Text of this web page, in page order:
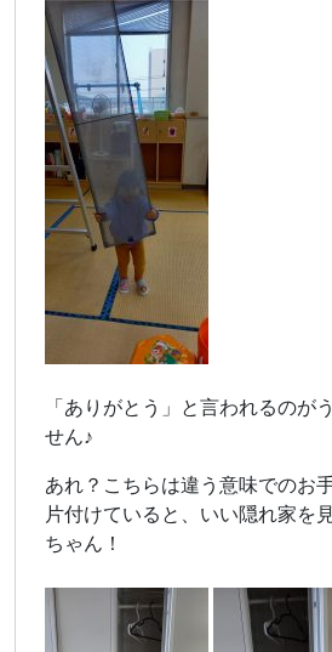
「ありがとう」と言われるのが
せん♪
あれ？こちらは違う意味でのお
片付けていると、いい隠れ家を
ちゃん！